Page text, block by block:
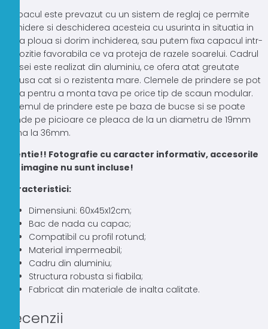
Capacul este prevazut cu un sistem de reglaj ce permite
inchidere si deschiderea acesteia cu usurinta in situatia in
cara ploua si dorim inchiderea, sau putem fixa capacul intr-
o pozitie favorabila ce va proteja de razele soarelui. Cadrul
mesei este realizat din aluminiu, ce ofera atat greutate
redusa cat si o rezistenta mare. Clemele de prindere se pot
glisa pentru a monta tava pe orice tip de scaun modular.
Sistemul de prindere este pe baza de bucse si se poate
prinde pe picioare ce pleaca de la un diametru de 19mm
pana la 36mm.
Atentie!! Fotografie cu caracter informativ, accesorile
din imagine nu sunt incluse!
Caracteristici:
Dimensiuni: 60x45x12cm;
Bac de nada cu capac;
Compatibil cu profil rotund;
Material impermeabil;
Cadru din aluminiu;
Structura robusta si fiabila;
Fabricat din materiale de inalta calitate.
Recenzii